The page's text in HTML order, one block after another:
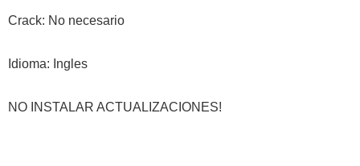
Crack: No necesario
Idioma: Ingles
NO INSTALAR ACTUALIZACIONES!